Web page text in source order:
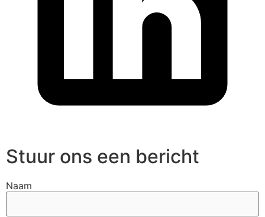
Stuur ons een bericht
Naam